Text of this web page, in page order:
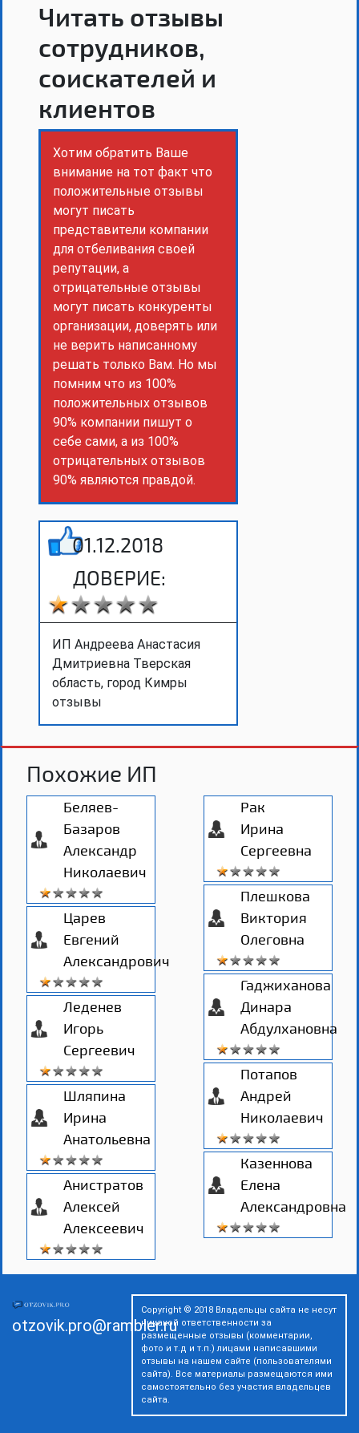
Читать отзывы
сотрудников,
соискателей и
клиентов
Хотим обратить Ваше
внимание на тот факт что
положительные отзывы
могут писать
представители компании
для отбеливания своей
репутации, а
отрицательные отзывы
могут писать конкуренты
организации, доверять или
не верить написанному
решать только Вам. Но мы
помним что из 100%
положительных отзывов
90% компании пишут о
себе сами, а из 100%
отрицательных отзывов
90% являются правдой.
01.12.2018
ДОВЕРИЕ:
ИП Андреева Анастасия
Дмитриевна Тверская
область, город Кимры
отзывы
Похожие ИП
Беляев-
Базаров
Александр
Николаевич
Царев
Евгений
Александрович
Леденев
Игорь
Сергеевич
Шляпина
Ирина
Анатольевна
Анистратов
Алексей
Алексеевич
Рак
Ирина
Сергеевна
Плешкова
Виктория
Олеговна
Гаджиханова
Динара
Абдулхановна
Потапов
Андрей
Николаевич
Казеннова
Елена
Александровна
otzovik.pro@rambler.ru
Copyright © 2018 Владельцы сайта не несут
никакой ответственности за
размещенные отзывы (комментарии,
фото и т.д и т.п.) лицами написавшими
отзывы на нашем сайте (пользователями
сайта). Все материалы размещаются ими
самостоятельно без участия владельцев
сайта.